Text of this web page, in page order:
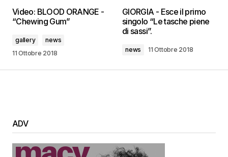
Video: BLOOD ORANGE -
“Chewing Gum”
gallery
news
11 Ottobre 2018
GIORGIA - Esce il primo
singolo “Le tasche piene
di sassi”.
news 11 Ottobre 2018
ADV